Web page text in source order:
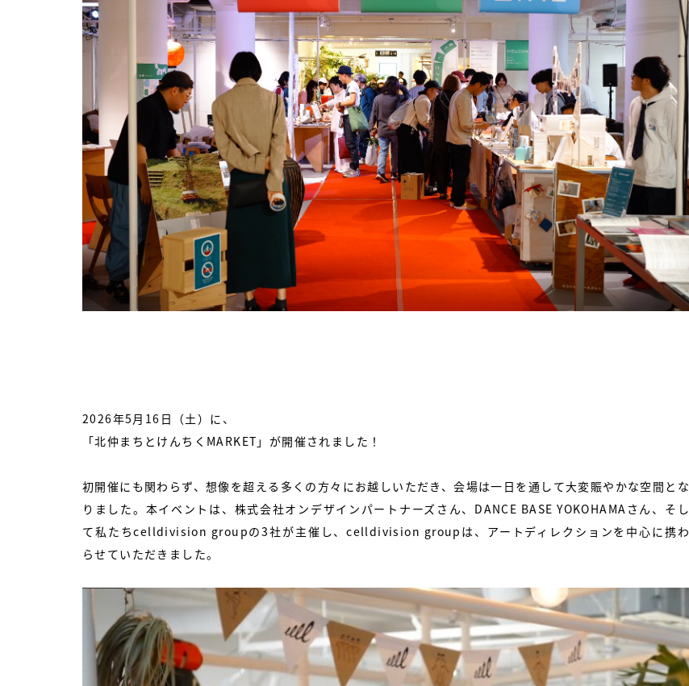
2026年5月16日（土）に、
「北仲まちとけんちくMARKET」が開催されました！
初開催にも関わらず、想像を超える多くの方々にお越しいただき、会場は一日を通して大変賑やかな空間とな
りました。本イベントは、株式会社オンデザインパートナーズさん、DANCE BASE YOKOHAMAさん、そし
て私たちcelldivision groupの3社が主催し、celldivision groupは、アートディレクションを中心に携わ
らせていただきました。